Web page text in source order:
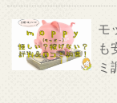
モ
も
ミ